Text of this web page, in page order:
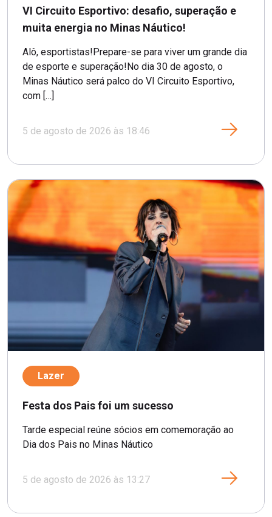
VI Circuito Esportivo: desafio, superação e
muita energia no Minas Náutico!
Alô, esportistas!Prepare-se para viver um grande dia
de esporte e superação!No dia 30 de agosto, o
Minas Náutico será palco do VI Circuito Esportivo,
com […]
5 de agosto de 2026 às 18:46
Lazer
Festa dos Pais foi um sucesso
Tarde especial reúne sócios em comemoração ao
Dia dos Pais no Minas Náutico
5 de agosto de 2026 às 13:27